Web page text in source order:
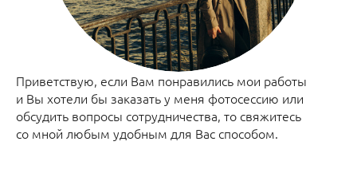
Приветствую, если Вам понравились мои работы
и Вы хотели бы заказать у меня фотосессию или
обсудить вопросы сотрудничества, то свяжитесь
со мной любым удобным для Вас способом.